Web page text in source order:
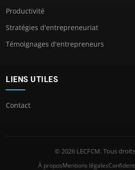
Productivité
Stratégies d'entrepreneuriat
Témoignages d'entrepreneurs
LIENS UTILES
Contact
© 2026 LECFCM. Tous
À proposMentions légales